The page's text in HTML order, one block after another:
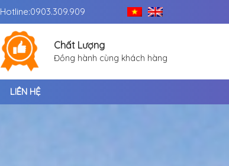
Hotline:0903.309.909
Chất Lượng
Đồng hành cùng khách hàng
LIÊN HỆ